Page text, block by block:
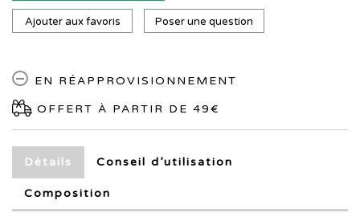
Ajouter aux favoris Poser une question
EN RÉAPPROVISIONNEMENT
OFFERT À PARTIR DE 49€
Détails Conseil d’utilisation
Composition